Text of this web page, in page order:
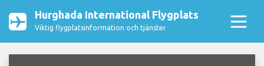
Hurghada International Flygplats
Viktig flygplatsinformation och tjänster